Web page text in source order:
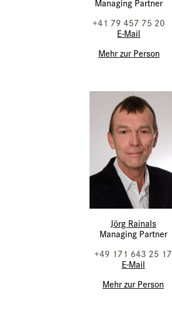
Managing Partner
+41 79 457 75 20
E-Mail
Mehr zur Person
Jörg Rainals
Managing Partner
+49 171 643 25 17
E-Mail
Mehr zur Person